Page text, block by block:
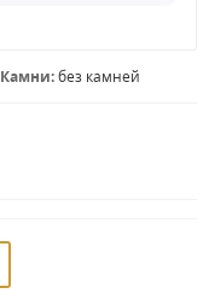
Камни:без камней